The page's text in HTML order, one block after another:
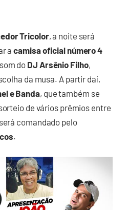
Tricolor, a noite será
acamisa oficial número 4
do DJ Arsênio Filho,
da musa. A partir daí,
e Banda, que também se
de vários prêmios entre
comandado pelo
.